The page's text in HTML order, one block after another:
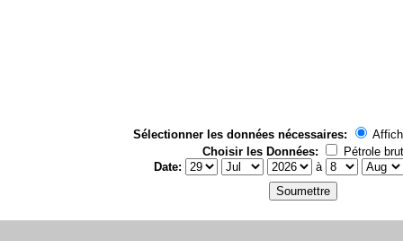
Sélectionner les données nécessaires:
Choisir les Données:
Pétrole brut
Date:
à